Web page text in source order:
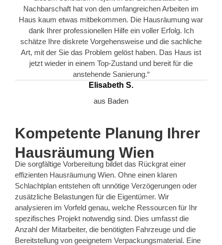
Nachbarschaft hat von den umfangreichen Arbeiten im
Haus kaum etwas mitbekommen. Die Hausräumung war
dank Ihrer professionellen Hilfe ein voller Erfolg. Ich
schätze Ihre diskrete Vorgehensweise und die sachliche
Art, mit der Sie das Problem gelöst haben. Das Haus ist
jetzt wieder in einem Top-Zustand und bereit für die
anstehende Sanierung.“
Elisabeth S.
aus Baden
Kompetente Planung Ihrer
Hausräumung Wien
Die sorgfältige Vorbereitung bildet das Rückgrat einer
effizienten Hausräumung Wien. Ohne einen klaren
Schlachtplan entstehen oft unnötige Verzögerungen oder
zusätzliche Belastungen für die Eigentümer. Wir
analysieren im Vorfeld genau, welche Ressourcen für Ihr
spezifisches Projekt notwendig sind. Dies umfasst die
Anzahl der Mitarbeiter, die benötigten Fahrzeuge und die
Bereitstellung von geeignetem Verpackungsmaterial. Eine